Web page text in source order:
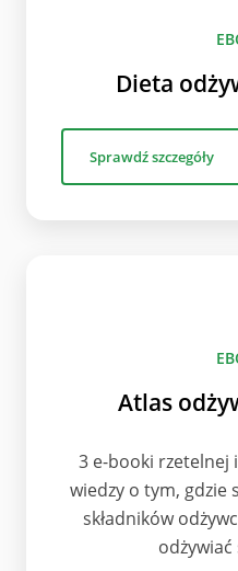
Dieta
Sprawdź szczegóły
Atlas
3 e-booki rzetelnej
wiedzy o tym, gdzie
składników
odżywiać